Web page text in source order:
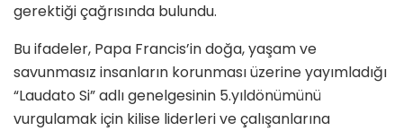
gerektiği çağrısında bulundu.
Bu ifadeler, Papa Francis’in doğa, yaşam ve
savunmasız insanların korunması üzerine yayımladığı
“Laudato Si” adlı genelgesinin 5.yıldönümünü
vurgulamak için kilise liderleri ve çalışanlarına